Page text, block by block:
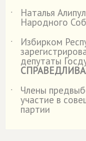
˙
Наталья
Народного
˙
Избирком
депутаты
˙
Члены
участие в
партии